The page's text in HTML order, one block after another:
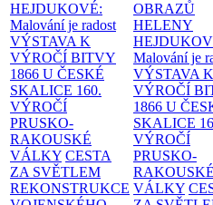
HEJDUKOVÉ:
Malování je radost
VÝSTAVA K
VÝROČÍ BITVY
1866 U ČESKÉ
SKALICE 160.
VÝROČÍ
PRUSKO-
RAKOUSKÉ
VÁLKY CESTA
ZA SVĚTLEM
REKONSTRUKCE
OBRAZŮ
HELENY
Malování je
VÝSTAVA K
VÝROČÍ
1866 U
SKALICE
VÝROČÍ
PRUSKO-
RAKOUSKÉ
VÁLKY